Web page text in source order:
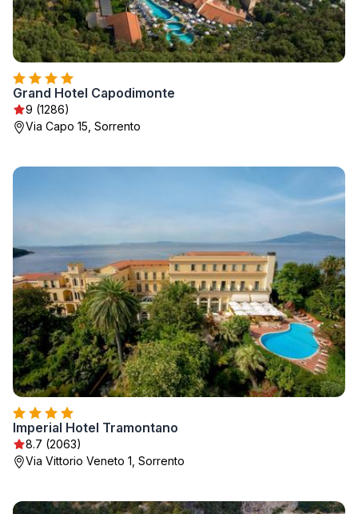
Grand Hotel Capodimonte
9 (1286)
Via Capo 15, Sorrento
Imperial Hotel Tramontano
8.7 (2063)
Via Vittorio Veneto 1, Sorrento